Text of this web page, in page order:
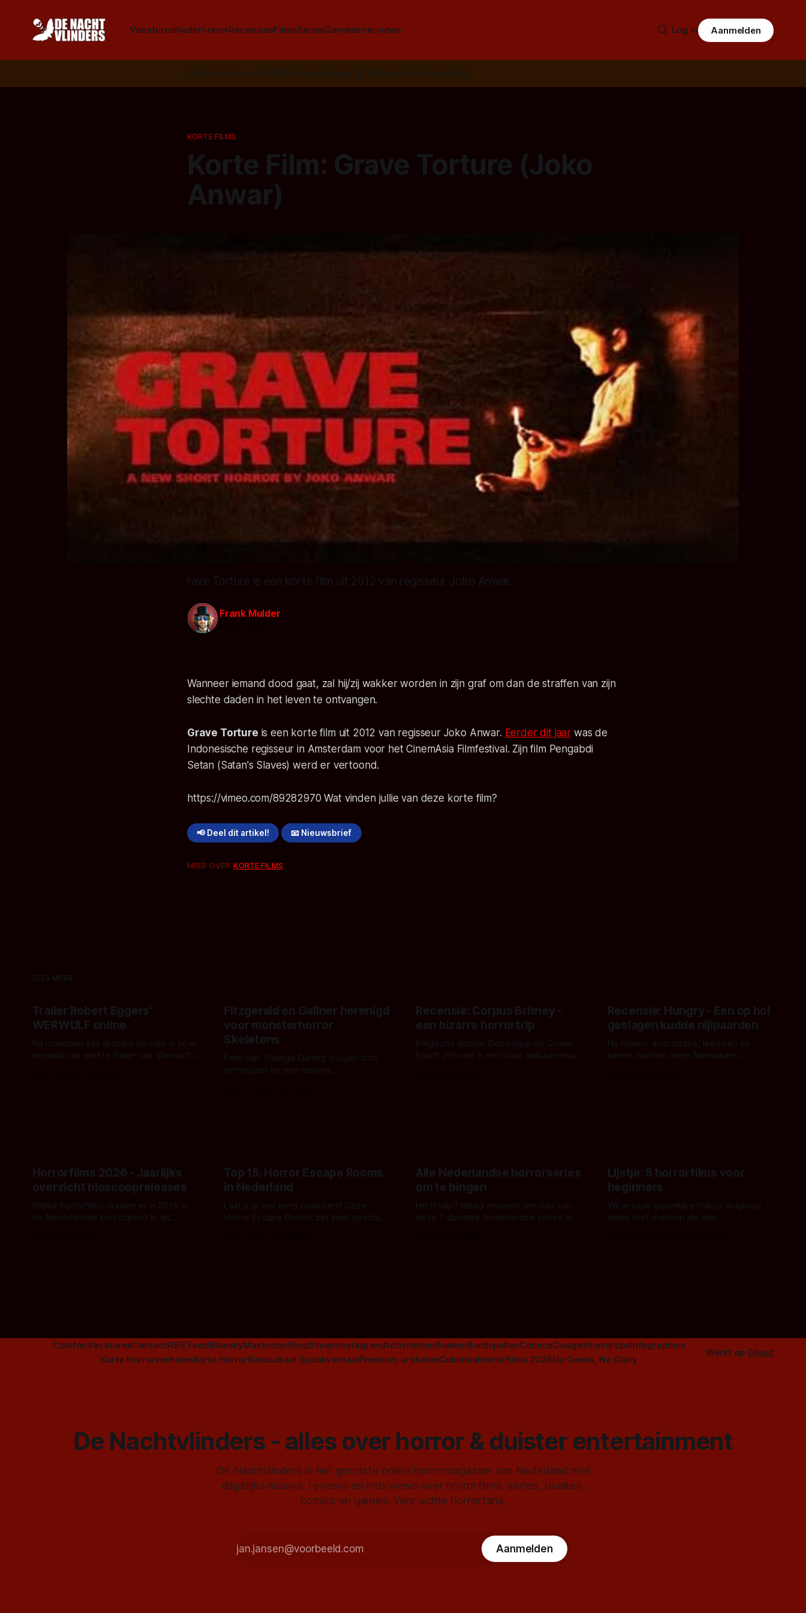
VacaturesNederhorrorRecensiesFilmsSeriesGamesInterviews Log in Aanmelden
Volg ons op: 📣 RSS 📰 Google News 🦋 Bluesky ✉️ Nieuwsbrief
KORTE FILMS
Korte Film: Grave Torture (Joko
Anwar)
rave Torture is een korte film uit 2012 van regisseur Joko Anwar.
Frank Mulder
Wanneer iemand dood gaat, zal hij/zij wakker worden in zijn graf om dan de straffen van zijn
slechte daden in het leven te ontvangen.
Grave Torture is een korte film uit 2012 van regisseur Joko Anwar. Eerder dit jaar was de
Indonesische regisseur in Amsterdam voor het CinemAsia Filmfestival. Zijn film Pengabdi
Setan (Satan's Slaves) werd er vertoond.
https://vimeo.com/89282970 Wat vinden jullie van deze korte film?
📢 Deel dit artikel! 📧 Nieuwsbrief
MEER OVER:KORTE FILMS
LEES MEER
Trailer Robert Eggers'
WERWULF online
Na maanden van teasers en stills is hij er
eindelijk: de eerste trailer van 'Werwulf'.
Fitzgerald en Gallner herenigd
voor monsterhorror
Skeletons
Fans van 'Strange Darling' mogen zich
verheugen op een nieuwe
Recensie: Corpus Britney -
een bizarre horrortrip
Belgische dichter Dominique de Groen
houdt zich niet in met haar debuutroman.
Recensie: Hungry - Een op hol
geslagen kudde nijlpaarden
Na haaien, anaconda's, leeuwen en
beren dachten deze filmmakers:
Horrorfilms 2026 - Jaarlijks
overzicht bioscoopreleases
Welke horrorfilms draaien er in 2026 in
de Nederlandse bioscopen? In dit
Top 15: Horror Escape Rooms
in Nederland
Laat jij je wel eens opsluiten? Deze
Horror Escape Rooms zijn zeer geschikt
Alle Nederlandse horrorseries
om te bingen
Herfstdip? Ideaal moment om één van
deze 7 duistere Nederlandse series te
Lijstje: 5 horrorfilms voor
beginners
Wil je jouw gruwelijke hobby dolgraag
delen met mensen die een
ColofonVacaturesContactRSS FeedBlueskyMastodonShopSteamInstagramActiviteitenBoekenBordspellenComicsGadgetHorrortipsInfographics
Korte HorrorverhalenKorte HorrorfilmsLokaal SpookverhaalPremium artikelenColumnsHorrorfilms 2026No Geeks, No Glory
Werkt op Ghost
De Nachtvlinders - alles over horror & duister entertainment
De Nachtvlinders is het grootste online horrormagazine van Nederland met
dagelijks nieuws, reviews en interviews over horrorfilms, series, boeken,
comics en games. Voor echte horrorfans.
Aanmelden